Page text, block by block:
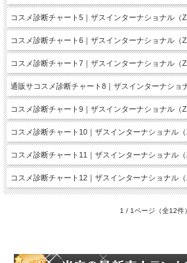
コスメ診断チャート5｜ザスインターナショナル（
コスメ診断チャート6｜ザスインターナショナル（
コスメ診断チャート7｜ザスインターナショナル（
通販サコスメ診断チャート8｜ザスインターナショ
コスメ診断チャート9｜ザスインターナショナル（
コスメ診断チャート10｜ザスインターナショナル（
コスメ診断チャート11｜ザスインターナショナル（
コスメ診断チャート12｜ザスインターナショナル（
1 / 1ページ（全12件）